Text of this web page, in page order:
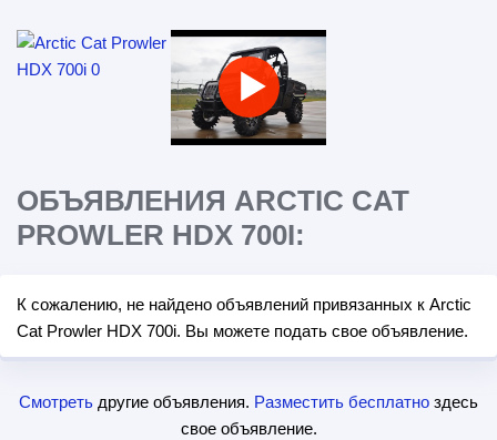
ОБЪЯВЛЕНИЯ ARCTIC CAT
PROWLER HDX 700I:
К сожалению, не найдено объявлений привязанных к Arctic
Cat Prowler HDX 700i. Вы можете подать свое объявление.
Смотреть другие объявления. Разместить бесплатно здесь
свое объявление.